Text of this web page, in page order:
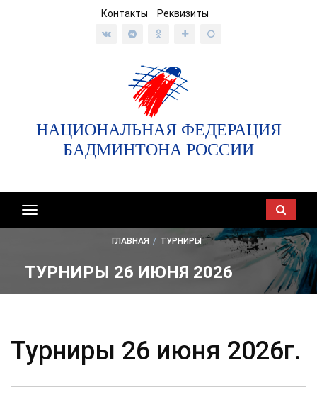
Контакты Реквизиты
НАЦИОНАЛЬНАЯ ФЕДЕРАЦИЯ
БАДМИНТОНА РОССИИ
Показать/
скрыть
ГЛАВНАЯ / ТУРНИРЫ
ТУРНИРЫ 26 ИЮНЯ 2026
Турниры 26 июня 2026г.